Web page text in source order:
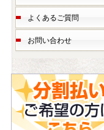
よくあるご質問
お問い合わせ